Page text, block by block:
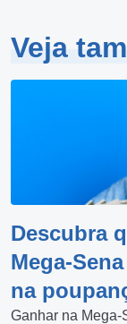
Veja
Descubra
Mega-
na
Ganhar na